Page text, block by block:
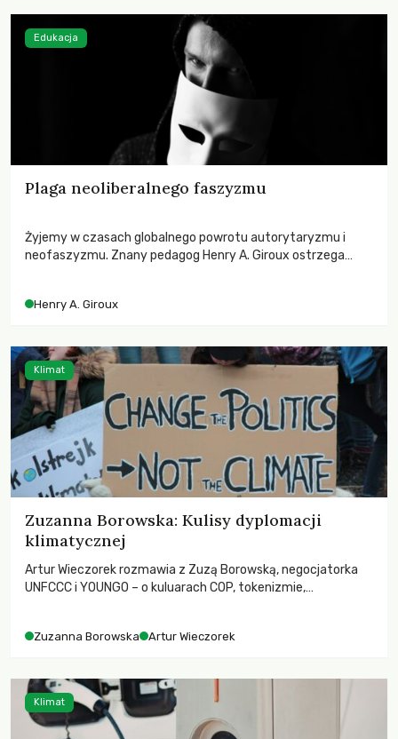
Plaga neoliberalnego faszyzmu
Żyjemy w czasach globalnego powrotu autorytaryzmu i
neofaszyzmu. Znany pedagog Henry A. Giroux ostrzega
wychowają świadomych obywateli?
Henry A. Giroux
Edukacja
Zuzanna Borowska: Kulisy dyplomacji
klimatycznej
Artur Wieczorek rozmawia z Zuzą Borowską, negocjatorka
UNFCCC i YOUNGO – o kuluarach COP, tokenizmie,
Zuzanna Borowska Artur Wieczorek
Klimat
Klimat